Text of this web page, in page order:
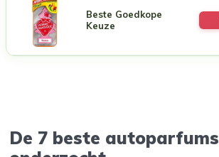
Beste Goedkope
Keuze
De 7 beste autoparfums